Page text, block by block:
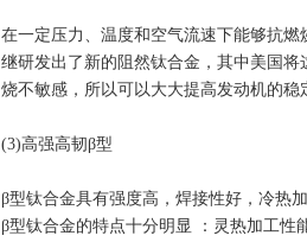
在一定压力、温度和空气流速下能够抗
继研发出了新的阻然钛合金，其中美国
烧不敏感，所以可以大大提高发动机的稳
(3)高强高韧β型
β型钛合金具有强度高，焊接性好，冷热
β型钛合金的特点十分明显 ：灵热加工